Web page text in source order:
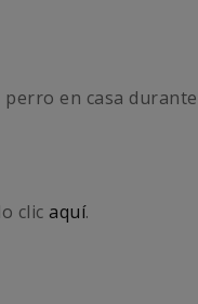
en casa
clic aquí.